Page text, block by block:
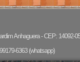
Anhaguera - CEP: 14092-
6363 (whatsapp)